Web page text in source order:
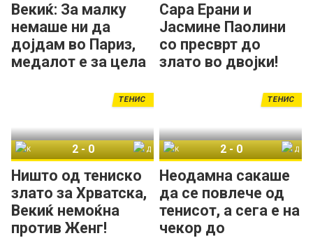
Векиќ: За малку
немаше ни да
дојдам во Париз,
медалот е за цела
Сара Ерани и
Јасмине Паолини
со пресврт до
злато во двојки!
Ништо од тениско
злато за Хрватска,
Векиќ немоќна
против Женг!
ТЕНИС
2- 0
Неодамна сакаше
да се повлече од
тенисот, а сега е на
чекор до
ТЕНИС
2 - 0